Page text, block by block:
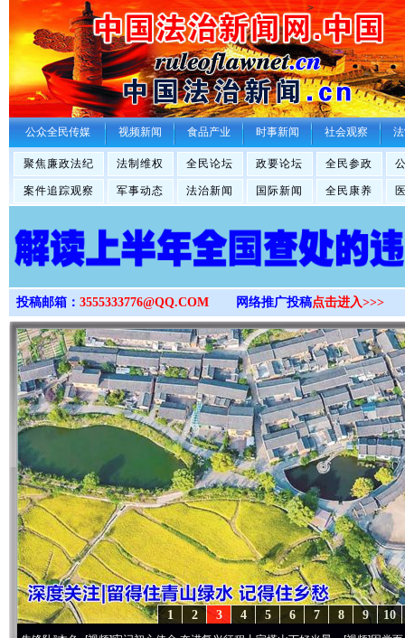
>
公众全民传媒 视频新闻 食品产业 时事新闻 社会观察
聚焦廉政法纪 法制维权 全民论坛 政要论坛 全民参政
案件追踪观察 军事动态 法治新闻 国际新闻 全民康养
投稿邮箱： 3555333776@QQ.COM 网络推广投稿点击进入>>>
10
9
8
7
6
5
4
3
2
1